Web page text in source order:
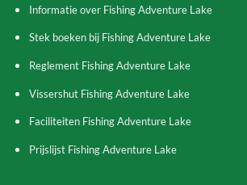
Informatie over Fishing Adventure Lake
Stek boeken bij Fishing Adventure Lake
Reglement Fishing Adventure Lake
Vissershut Fishing Adventure Lake
Faciliteiten Fishing Adventure Lake
Prijslijst Fishing Adventure Lake